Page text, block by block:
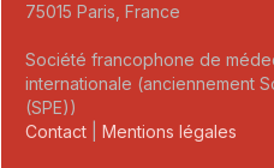
75015 Paris, France
Société francophone de
internationale (anciennement
(SPE))
Contact
Mentions légales